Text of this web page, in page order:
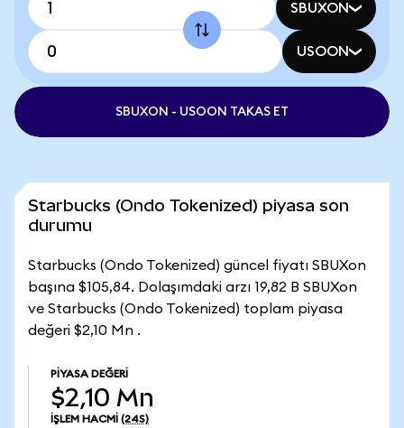
SBUXON
USOON
SBUXON - USOON TAKAS ET
Starbucks (Ondo Tokenized) piyasa son
durumu
Starbucks (Ondo Tokenized) güncel fiyatı SBUXon
başına $105,84. Dolaşımdaki arzı 19,82 B SBUXon
ve Starbucks (Ondo Tokenized) toplam piyasa
değeri $2,10 Mn .
PIYASA DEĞERI
$2,10 Mn
İŞLEM HACMI (24S)